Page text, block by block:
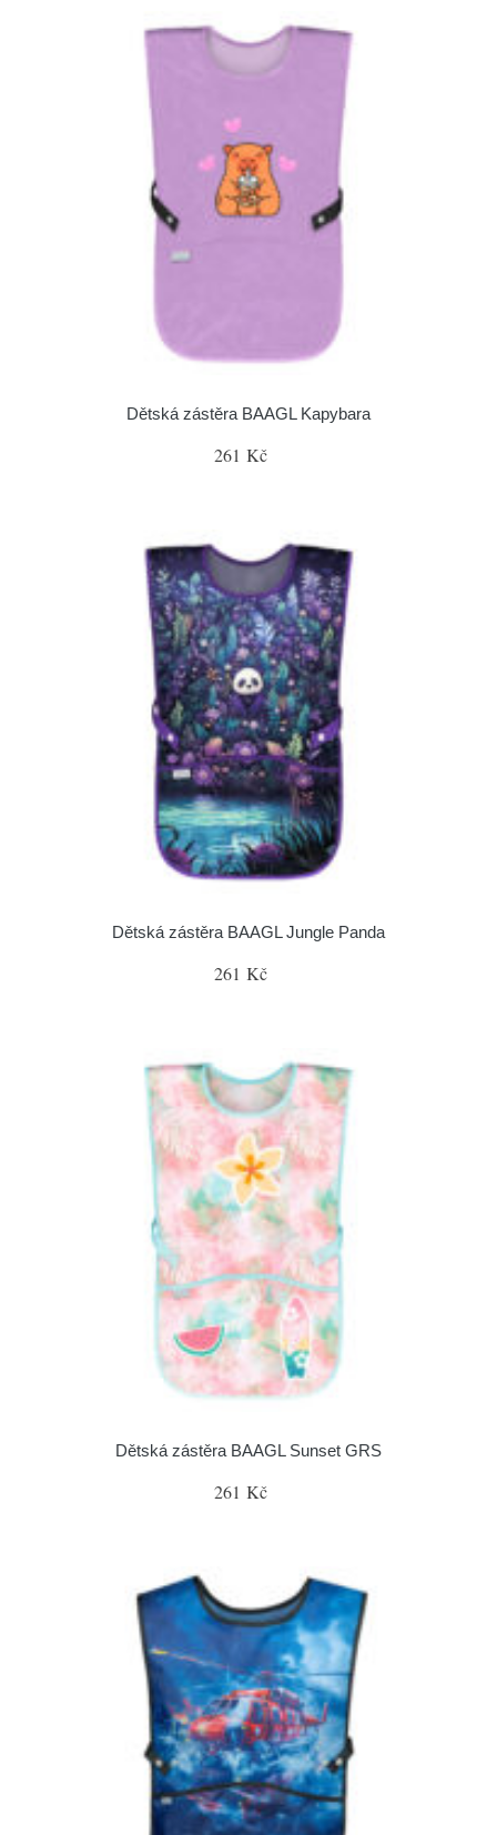
Dětská zástěra BAAGL Kapybara
261 Kč
Dětská zástěra BAAGL Jungle Panda
261 Kč
Dětská zástěra BAAGL Sunset GRS
261 Kč